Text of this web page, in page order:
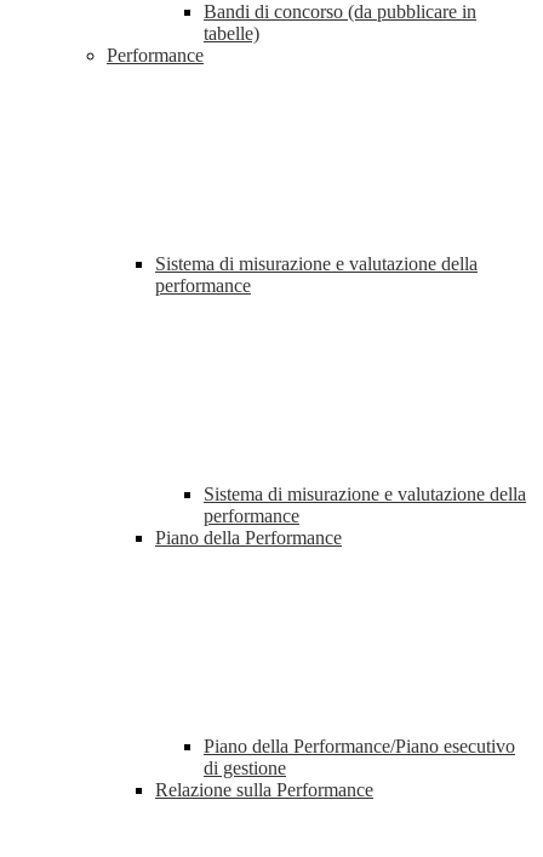
Bandi di concorso (da pubblicare in
tabelle)
Performance
Sistema di misurazione e valutazione della
performance
Sistema di misurazione e valutazione della
performance
Piano della Performance
Piano della Performance/Piano esecutivo
di gestione
Relazione sulla Performance